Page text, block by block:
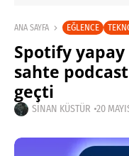
ANA SAYFA EĞLENCE
Spotify
sahte
geçti
SINAN KÜSTÜR 20